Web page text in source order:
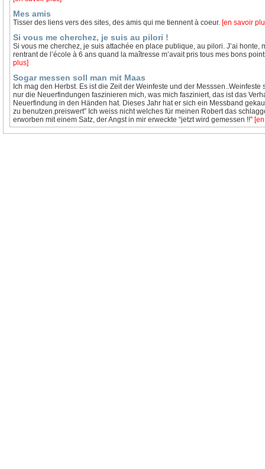
Mes amis
Tisser des liens vers des sites, des amis qui me tiennent à coeur. [en savoir
Si vous me cherchez, je suis au pilori !
Si vous me cherchez, je suis attachée en place publique, au pilori. J’ai honte,
rentrant de l’école à 6 ans quand la maîtresse m’avait pris tous mes bons
plus]
Sogar messen soll man mit Maas
Ich mag den Herbst. Es ist die Zeit der Weinfeste und der
nur die Neuerfindungen faszinieren mich, was mich fasziniert, das ist das
Neuerfindung in den Händen hat. Dieses Jahr hat er sich ein Messband
zu benutzen.preiswert” Ich weiss nicht welches für meinen Robert das
erworben mit einem Satz, der Angst in mir erweckte “jetzt wird gemessen !!”